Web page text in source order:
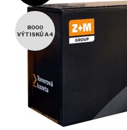
8000
VÝTISKŮ A4